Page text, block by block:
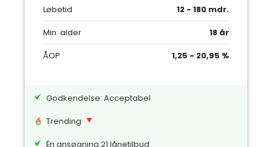
Løbetid
12 - 180 mdr.
Min. alder
18 år
ÅOP
1,25 - 20,95 %
Godkendelse: Acceptabel
Trending
Én ansøgning 21 lånetilbud